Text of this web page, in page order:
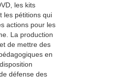
les kits
les pétitions qui
actions pour les
La production
de mettre des
en
défense des